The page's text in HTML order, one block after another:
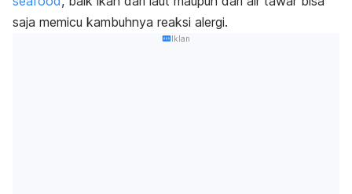
saja memicu kambuhnya reaksi alergi.
Iklan